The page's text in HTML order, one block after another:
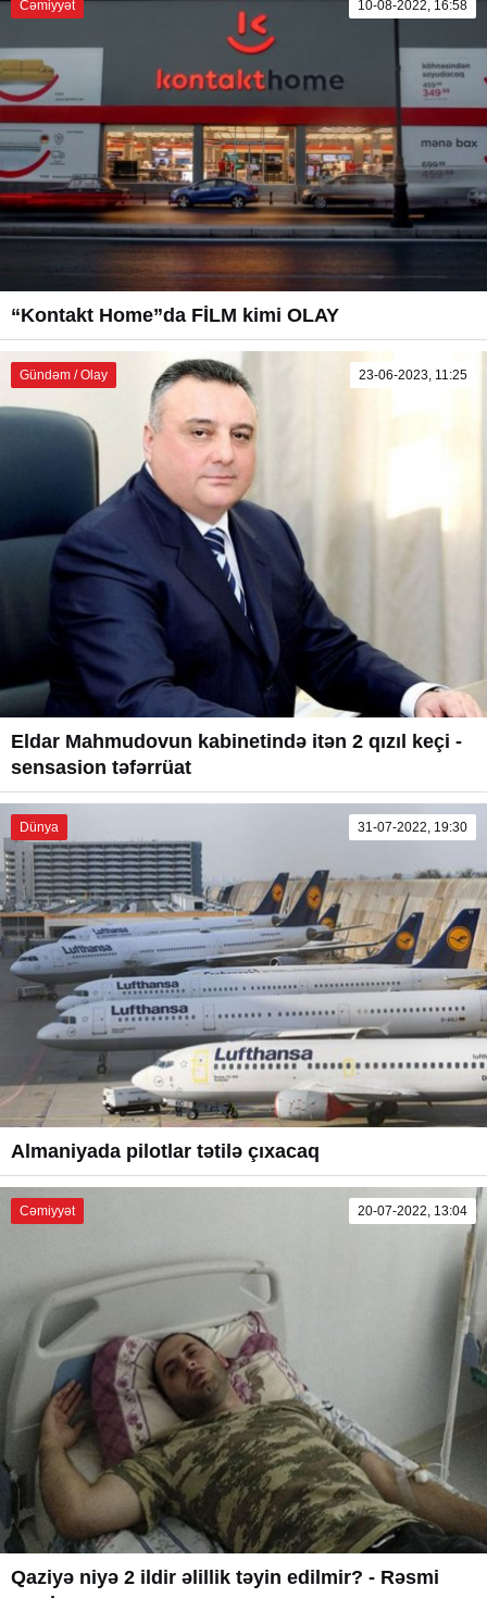
Cəmiyyət 10-08-2022, 16:58
“Kontakt Home”da FİLM kimi OLAY
Gündəm / Olay 23-06-2023, 11:25
Eldar Mahmudovun kabinetində itən 2 qızıl keçi -
sensasion təfərrüat
Dünya 31-07-2022, 19:30
Almaniyada pilotlar tətilə çıxacaq
Cəmiyyət 20-07-2022, 13:04
Qaziyə niyə 2 ildir əlillik təyin edilmir? - Rəsmi